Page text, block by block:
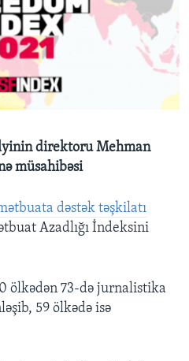
direktoru Mehman
müsahibəsi
dəstək təşkilatı
Azadlığı İndeksini
ölkədən 73-də jurnalistika
59 ölkədə isə